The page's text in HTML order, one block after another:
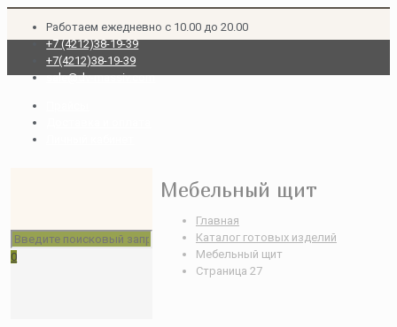
Работаем ежедневно с 10.00 до 20.00
+7 (4212)38-19-39
+7(4212)38-19-39
sale@dv-massiv.com
0
Мебельный щит
Главная
Каталог готовых изделий
Мебельный щит
Страница 27